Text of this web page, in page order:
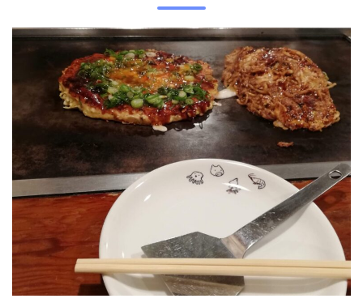
「き
アク
セス
梅田
のお
好み
焼き